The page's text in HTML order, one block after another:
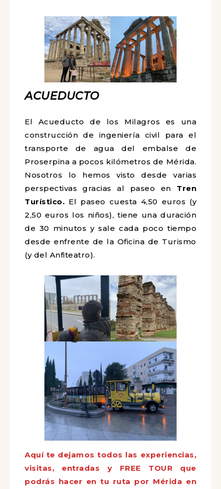
ACUEDUCTO
El Acueducto de los Milagros es una
construcción de ingeniería civil para el
transporte de agua del embalse de
Proserpina a pocos kilómetros de Mérida.
Nosotros lo hemos visto desde varias
perspectivas gracias al paseo en Tren
Turístico. El paseo cuesta 4,50 euros (y
2,50 euros los niños), tiene una duración
de 30 minutos y sale cada poco tiempo
desde enfrente de la Oficina de Turismo
(y del Anfiteatro).
Aquí te dejamos todos las experiencias,
visitas, entradas y FREE TOUR que
podrás hacer en tu ruta por Mérida en